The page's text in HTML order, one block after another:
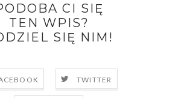
CI SIĘ
TEN WPIS?
SIĘ NIM!
TWITTER